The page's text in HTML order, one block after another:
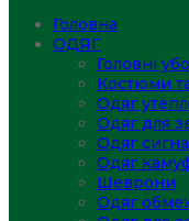
Головна
ОДЯГ
Головні
Костюми
Одяг
Одяг для
Одяг
Одяг
Шеврони
Одяг